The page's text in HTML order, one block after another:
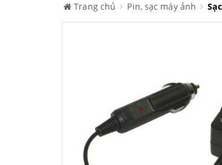
Trang chủ Pin, sạc máy ảnh